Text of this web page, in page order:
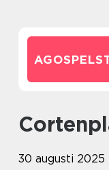
30 augusti 2025